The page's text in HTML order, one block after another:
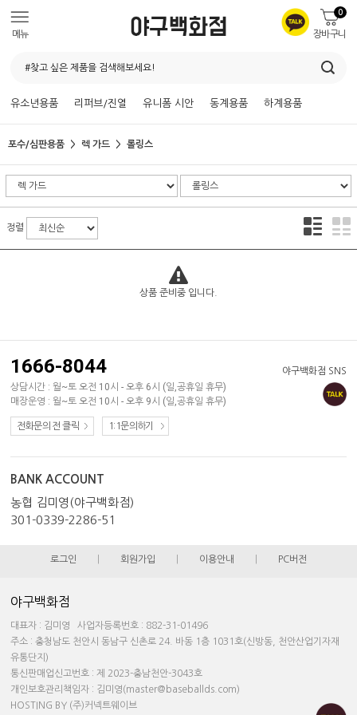
메뉴 장바구니
0
유소년용품 리퍼브/진열 유니폼 시안 동계용품 하계용품
포수/심판용품 렉 가드 롤링스
정렬
상품 준비중 입니다.
야구백화점 SNS
1666-8044
상담시간 : 월~토 오전 10시 - 오후 6시 (일,공휴일 휴무)
매장운영 : 월~토 오전 10시 - 오후 9시 (일,공휴일 휴무)
전화문의 전 클릭 1:1문의하기
BANK ACCOUNT
농협 김미영(야구백화점)
301-0339-2286-51
로그인 회원가입 이용안내 PC버전
야구백화점
대표자 : 김미영 사업자등록번호 : 882-31-01496
주소 : 충청남도 천안시 동남구 신촌로 24. 바동 1층 1031호(신방동, 천안산업기자재
유통단지)
통신판매업신고번호 : 제 2023-충남천안-3043호
개인보호관리책임자 : 김미영(master@baseballds.com)
HOSTING BY (주)커넥트웨이브